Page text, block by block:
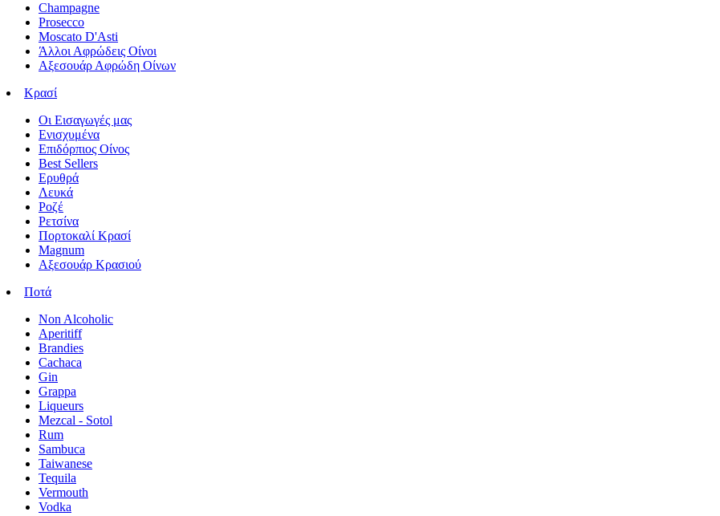
Champagne
Prosecco
Moscato D'Asti
Άλλοι Αφρώδεις Οίνοι
Αξεσουάρ Αφρώδη Οίνων
Κρασί
Οι Εισαγωγές μας
Ενισχυμένα
Επιδόρπιος Οίνος
Best Sellers
Ερυθρά
Λευκά
Ροζέ
Ρετσίνα
Πορτοκαλί Κρασί
Magnum
Αξεσουάρ Κρασιού
Ποτά
Non Alcoholic
Aperitiff
Brandies
Cachaca
Gin
Grappa
Liqueurs
Mezcal - Sotol
Rum
Sambuca
Taiwanese
Tequila
Vermouth
Vodka